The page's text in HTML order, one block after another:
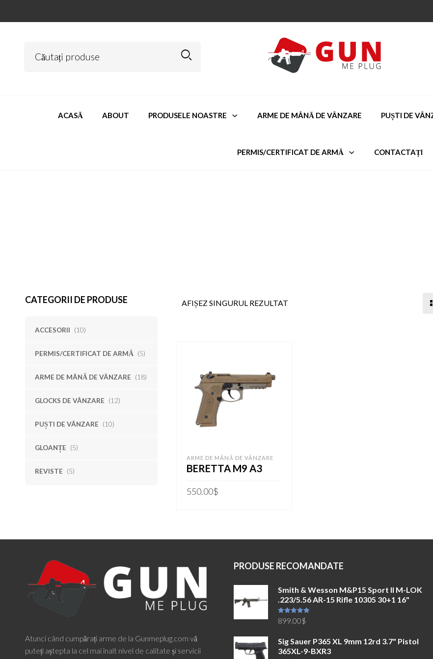
ACASĂ ABOUT PRODUSELE NOASTRE ARME DE MÂNĂ DE VÂNZARE PUȘTI DE
PERMIS/CERTIFICAT DE ARMĂ CONTACTAȚI
CATEGORII DE PRODUSE
ACCESORII (10)
PERMIS/CERTIFICAT DE ARMĂ (5)
ARME DE MÂNĂ DE VÂNZARE (18)
GLOCKS DE VÂNZARE (12)
PUȘTI DE VÂNZARE (10)
GLOANȚE (5)
REVISTE (5)
AFIȘEZ SINGURUL REZULTAT
ARME DE MÂNĂ DE VÂNZARE
BERETTA M9 A3
550.00$
Atunci când cumpărați arme de la Gunmeplug.com vă
puteți aștepta la cel mai înalt nivel de calitate și servicii
PRODUSE RECOMANDATE
Smith & Wesson M&P15 Sport II M-LOK
.223/5.56 AR-15 Rifle 10305 30+1 16"
Evaluat la
5.00din 5
899.00$
Sig Sauer P365 XL 9mm 12rd 3.7" Pistol
365XL-9-BXR3